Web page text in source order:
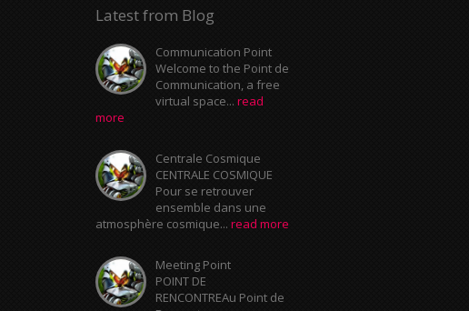
Latest from Blog
Communication Point
Welcome to the Point de
Communication, a free
virtual space... read
more
Centrale Cosmique
CENTRALE COSMIQUE
Pour se retrouver
ensemble dans une
atmosphère cosmique... read more
Meeting Point
POINT DE
RENCONTREAu Point de